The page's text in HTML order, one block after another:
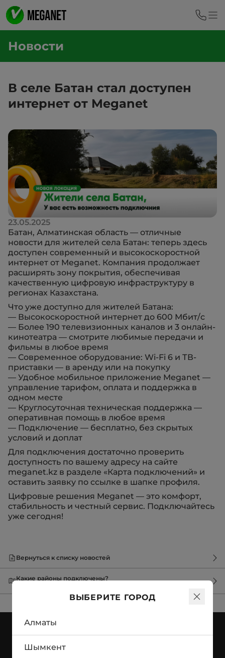
Новости
В селе Батан стал доступен
интернет от Meganet
23.05.2025
Батан, Алматинская область — отличные
новости для жителей села Батан: теперь здесь
доступен современный и высокоскоростной
интернет от Meganet. Компания продолжает
расширять зону покрытия, обеспечивая
качественную цифровую инфраструктуру в
регионах Казахстана.
Что уже доступно для жителей Батана:
— Высокоскоростной интернет до 600 Мбит/с
— Более 190 телевизионных каналов и 3 онлайн-
кинотеатра — смотрите любимые передачи и
фильмы в любое время
— Современное оборудование: Wi-Fi 6 и ТВ-
приставки — в аренду или на покупку
— Удобное мобильное приложение Meganet —
управление тарифом, оплата и поддержка в
одном месте
— Круглосуточная техническая поддержка —
оперативная помощь в любое время
— Подключение — бесплатно, без скрытых
условий и доплат
Для подключения достаточно проверить
доступность по вашему адресу на сайте
meganet.kz в разделе «Карта подключений» и
оставить заявку по ссылке в шапке профиля.
Цифровые решения Meganet — это комфорт,
стабильность и честный сервис. Подключайтесь
уже сегодня!
Вернуться к списку новостей
Какие районы подключены?
ФИЗИЧЕСКИМ ЛИЦАМ:
ВЫБЕРИТЕ ГОРОД
Алматы
Шымкент